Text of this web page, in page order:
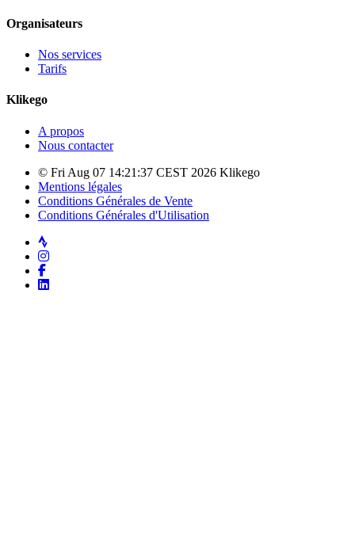
Organisateurs
Nos services
Tarifs
Klikego
A propos
Nous contacter
© Fri Aug 07 14:21:37 CEST 2026 Klikego
Mentions légales
Conditions Générales de Vente
Conditions Générales d'Utilisation
Strava
Instagram
Facebook
LinkedIn